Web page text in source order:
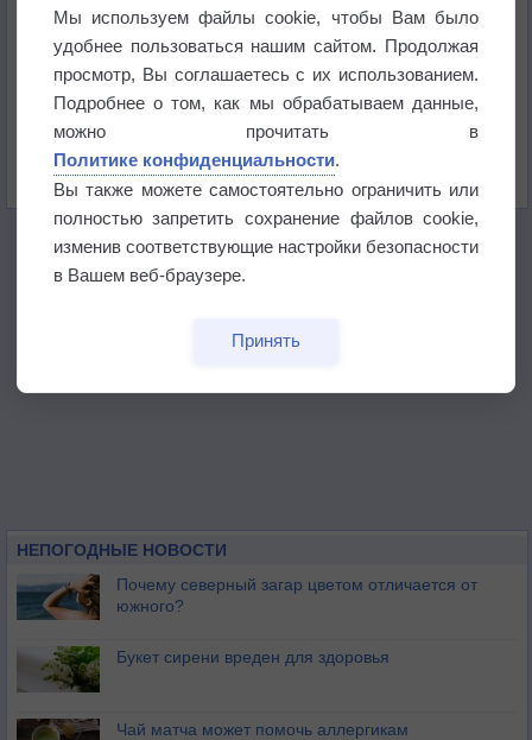
не выпадал дождь
Лето продолжит щедро раздавать своё тепло!
Погода в Екатеринбурге 5 августа
НЕПОГОДНЫЕ НОВОСТИ
Почему северный загар цветом отличается от
южного?
Букет сирени вреден для здоровья
Чай матча может помочь аллергикам
Мы используем файлы cookie, чтобы Вам было
удобнее пользоваться нашим сайтом. Продолжая
просмотр, Вы соглашаетесь с их использованием.
Подробнее о том, как мы обрабатываем данные,
можно прочитать в
Политике конфиденциальности.
Вы также можете самостоятельно ограничить или
полностью запретить сохранение файлов cookie,
изменив соответствующие настройки безопасности
в Вашем веб-браузере.
Принять